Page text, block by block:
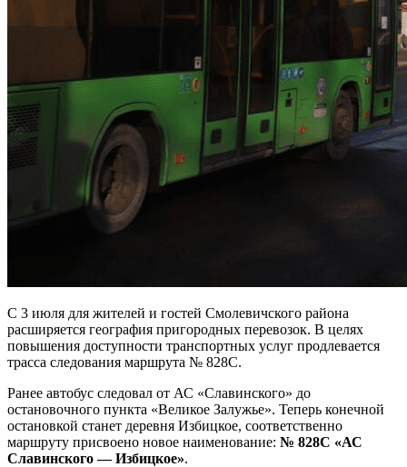
С 3 июля для жителей и гостей Смолевичского района
расширяется география пригородных перевозок. В целях
повышения доступности транспортных услуг продлевается
трасса следования маршрута № 828С.
Ранее автобус следовал от АС «Славинского» до
остановочного пункта «Великое Залужье». Теперь конечной
остановкой станет деревня Избицкое, соответственно
маршруту присвоено новое наименование: № 828С «АС
Славинского — Избицкое».